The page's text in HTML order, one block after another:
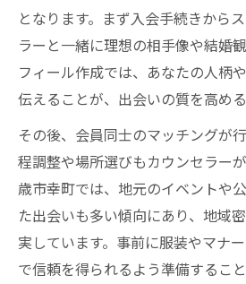
となります。まず入会手続きから
ラーと一緒に理想の相手像や結婚
フィール作成では、あなたの人柄
伝えることが、出会いの質を高める
その後、会員同士のマッチングが
程調整や場所選びもカウンセラー
歳市幸町では、地元のイベントや
た出会いも多い傾向にあり、地域
実しています。事前に服装やマナ
で信頼を得られるよう準備するこ